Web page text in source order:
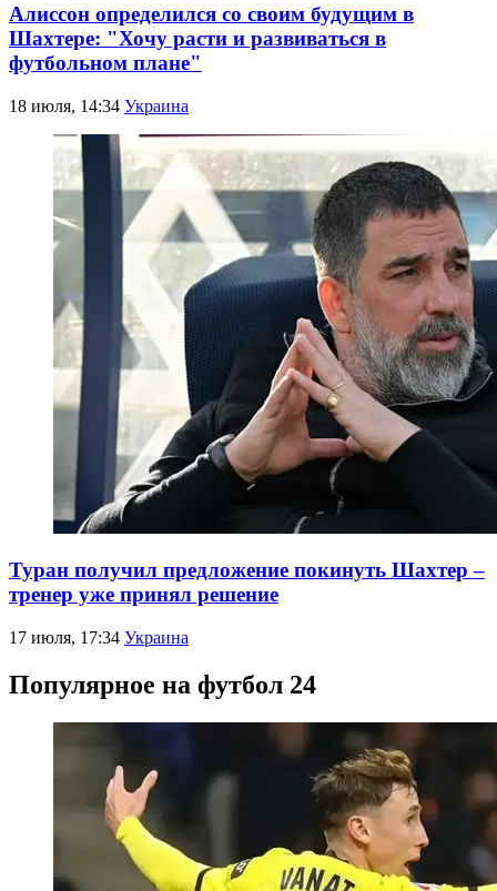
Алиссон определился со своим будущим в
Шахтере: "Хочу расти и развиваться в
футбольном плане"
18 июля, 14:34 Украина
Туран получил предложение покинуть Шахтер –
тренер уже принял решение
17 июля, 17:34 Украина
Популярное на футбол 24